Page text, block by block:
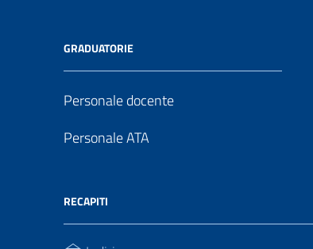
GRADUATORIE
Personale docente
Personale ATA
RECAPITI